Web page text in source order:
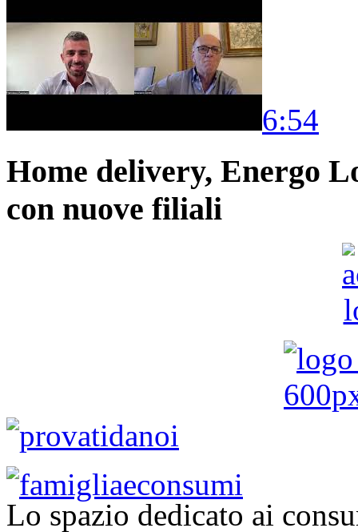
6:54
Home delivery, Energo
con nuove filiali
Lo spazio dedicato ai